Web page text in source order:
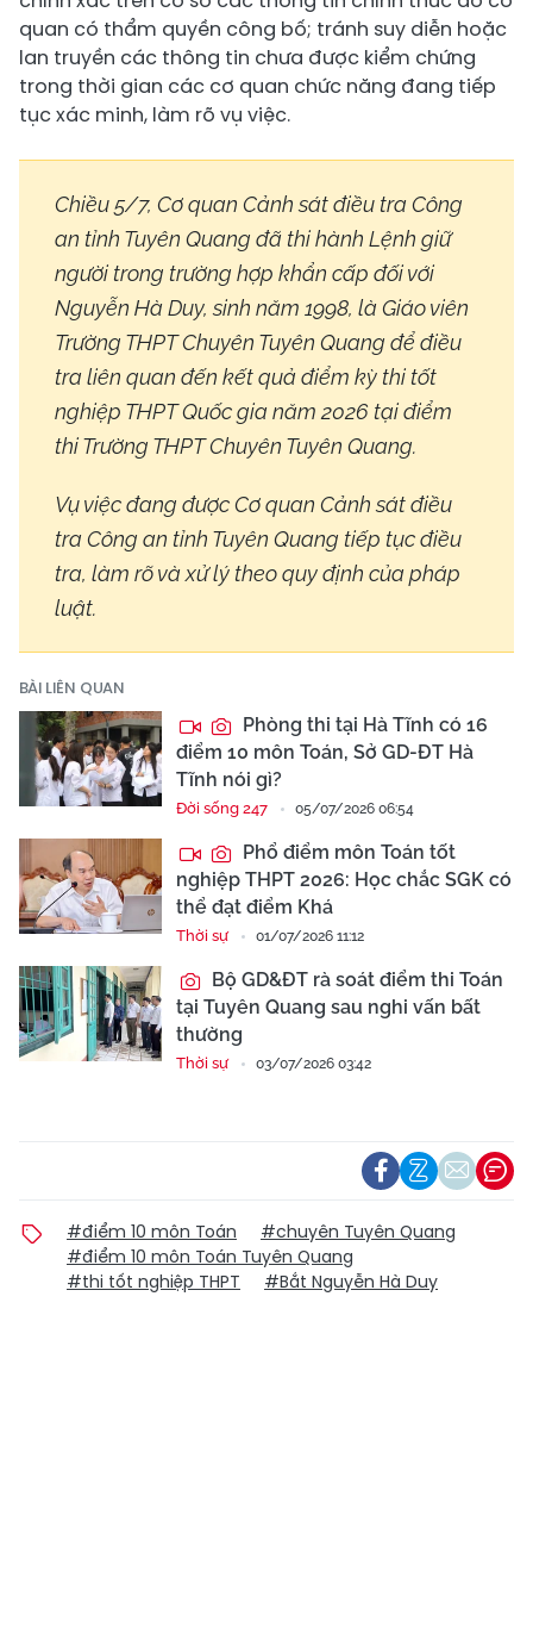
quan có thẩm quyền công bố; tránh suy diễn hoặc
lan truyền các thông tin chưa được kiểm chứng
trong thời gian các cơ quan chức năng đang tiếp
tục xác minh, làm rõ vụ việc.
Chiều 5/7, Cơ quan Cảnh sát điều tra Công
an tỉnh Tuyên Quang đã thi hành Lệnh giữ
người trong trường hợp khẩn cấp đối với
Nguyễn Hà Duy, sinh năm 1998, là Giáo viên
Trường THPT Chuyên Tuyên Quang để điều
tra liên quan đến kết quả điểm kỳ thi tốt
nghiệp THPT Quốc gia năm 2026 tại điểm
thi Trường THPT Chuyên Tuyên Quang.
Vụ việc đang được Cơ quan Cảnh sát điều
tra Công an tỉnh Tuyên Quang tiếp tục điều
tra, làm rõ và xử lý theo quy định của pháp
luật.
BÀI LIÊN QUAN
Phòng thi tại Hà Tĩnh có 16
điểm 10 môn Toán, Sở GD-ĐT Hà
Tĩnh nói gì?
Đời sống 247 05/07/2026 06:54
Phổ điểm môn Toán tốt
nghiệp THPT 2026: Học chắc SGK có
thể đạt điểm Khá
Thời sự 01/07/2026 11:12
Bộ GD&ĐT rà soát điểm thi Toán
tại Tuyên Quang sau nghi vấn bất
thường
Thời sự 03/07/2026 03:42
#điểm 10 môn Toán
#chuyên Tuyên Quang
#điểm 10 môn Toán Tuyên Quang
#thi tốt nghiệp THPT
#Bắt Nguyễn Hà Duy